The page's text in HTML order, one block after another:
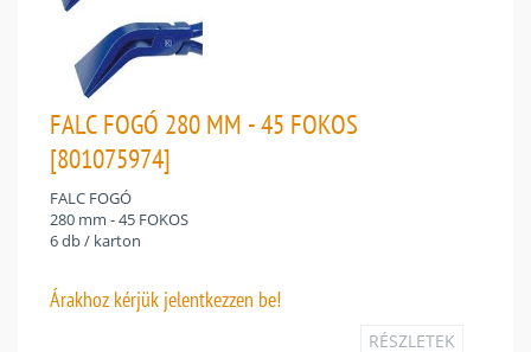
FALC FOGÓ 280 MM - 45 FOKOS
[801075974]
FALC FOGÓ
280 mm - 45 FOKOS
6 db / karton
Árakhoz kérjük jelentkezzen be!
RÉSZLETEK